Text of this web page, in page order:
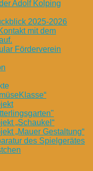
Adolf Kolping
2025-2026
mit dem
Förderverein
„Schaukel“
„Mauer Gestaltung“
des Spielgerätes